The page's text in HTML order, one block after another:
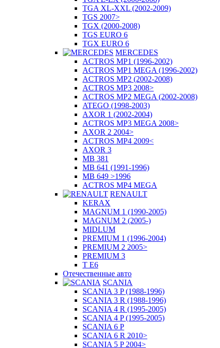
TGA XL-XXL (2002-2009)
TGS 2007>
TGX (2000-2008)
TGS EURO 6
TGX EURO 6
MERCEDES
ACTROS MP1 (1996-2002)
ACTROS MP1 MEGA (1996-2002)
ACTROS MP2 (2002-2008)
ACTROS MP3 2008>
ACTROS MP2 MEGA (2002-2008)
ATEGO (1998-2003)
AXOR 1 (2002-2004)
ACTROS MP3 MEGA 2008>
AXOR 2 2004>
ACTROS MP4 2009<
AXOR 3
MB 381
MB 641 (1991-1996)
MB 649 >1996
ACTROS MP4 MEGA
RENAULT
KERAX
MAGNUM 1 (1990-2005)
MAGNUM 2 (2005-)
MIDLUM
PREMIUM 1 (1996-2004)
PREMIUM 2 2005>
PREMIUM 3
T E6
Отечественные авто
SCANIA
SCANIA 3 P (1988-1996)
SCANIA 3 R (1988-1996)
SCANIA 4 R (1995-2005)
SCANIA 4 P (1995-2005)
SCANIA 6 P
SCANIA 6 R 2010>
SCANIA 5 P 2004>